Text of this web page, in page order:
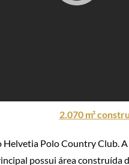
2.070 m²
Helvetia Polo Country Club.
possui área construída